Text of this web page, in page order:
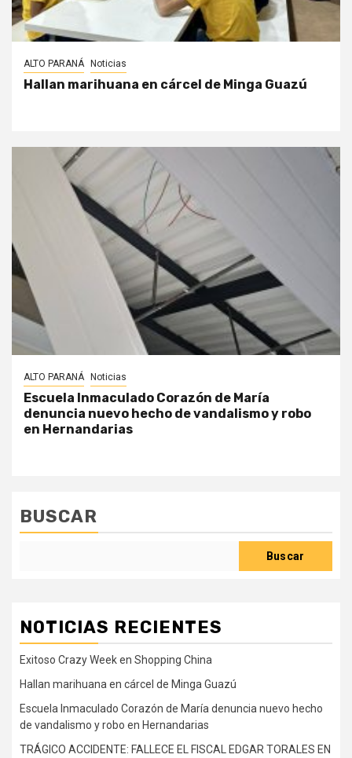
ALTO PARANÁ Noticias
Hallan marihuana en cárcel de Minga Guazú
ALTO PARANÁ Noticias
Escuela Inmaculado Corazón de María
denuncia nuevo hecho de vandalismo y robo
en Hernandarias
BUSCAR
Buscar
NOTICIAS RECIENTES
Exitoso Crazy Week en Shopping China
Hallan marihuana en cárcel de Minga Guazú
Escuela Inmaculado Corazón de María denuncia nuevo hecho
de vandalismo y robo en Hernandarias
TRÁGICO ACCIDENTE: FALLECE EL FISCAL EDGAR TORALES EN